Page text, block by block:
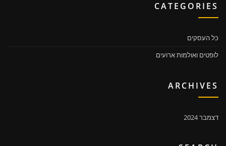
CATEGORIES
כל העסקים
לופטים ואולמות ארועים
ARCHIVES
דצמבר 2024